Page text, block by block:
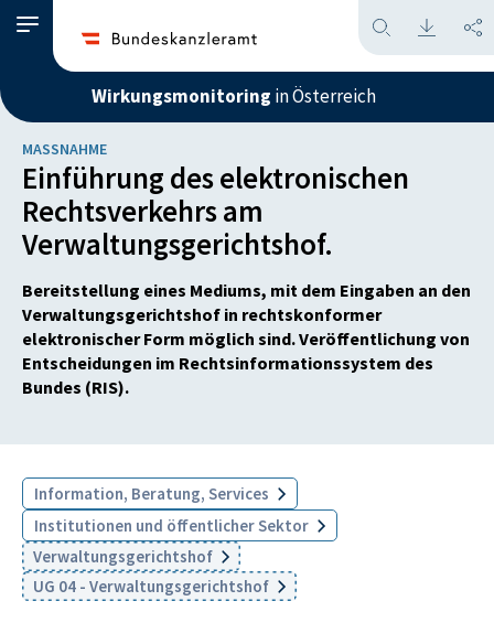
Wirkungsmonitoring in Österreich
MASSNAHME
Einführung des elektronischen
Rechtsverkehrs am
Verwaltungsgerichtshof.
Bereitstellung eines Mediums, mit dem Eingaben an den
Verwaltungsgerichtshof in rechtskonformer
elektronischer Form möglich sind. Veröffentlichung von
Entscheidungen im Rechtsinformationssystem des
Bundes (RIS).
Information, Beratung, Services
Institutionen und öffentlicher Sektor
Verwaltungsgerichtshof
UG 04 - Verwaltungsgerichtshof